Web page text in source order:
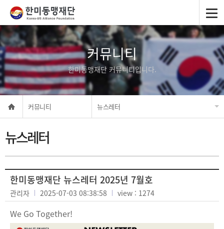
커뮤니티
한미동맹재단 커뮤니티입니다.
커뮤니티 뉴스레터
뉴스레터
한미동맹재단 뉴스레터 2025년 7월호
관리자 2025-07-03 08:38:58 view : 1274
We Go Together!